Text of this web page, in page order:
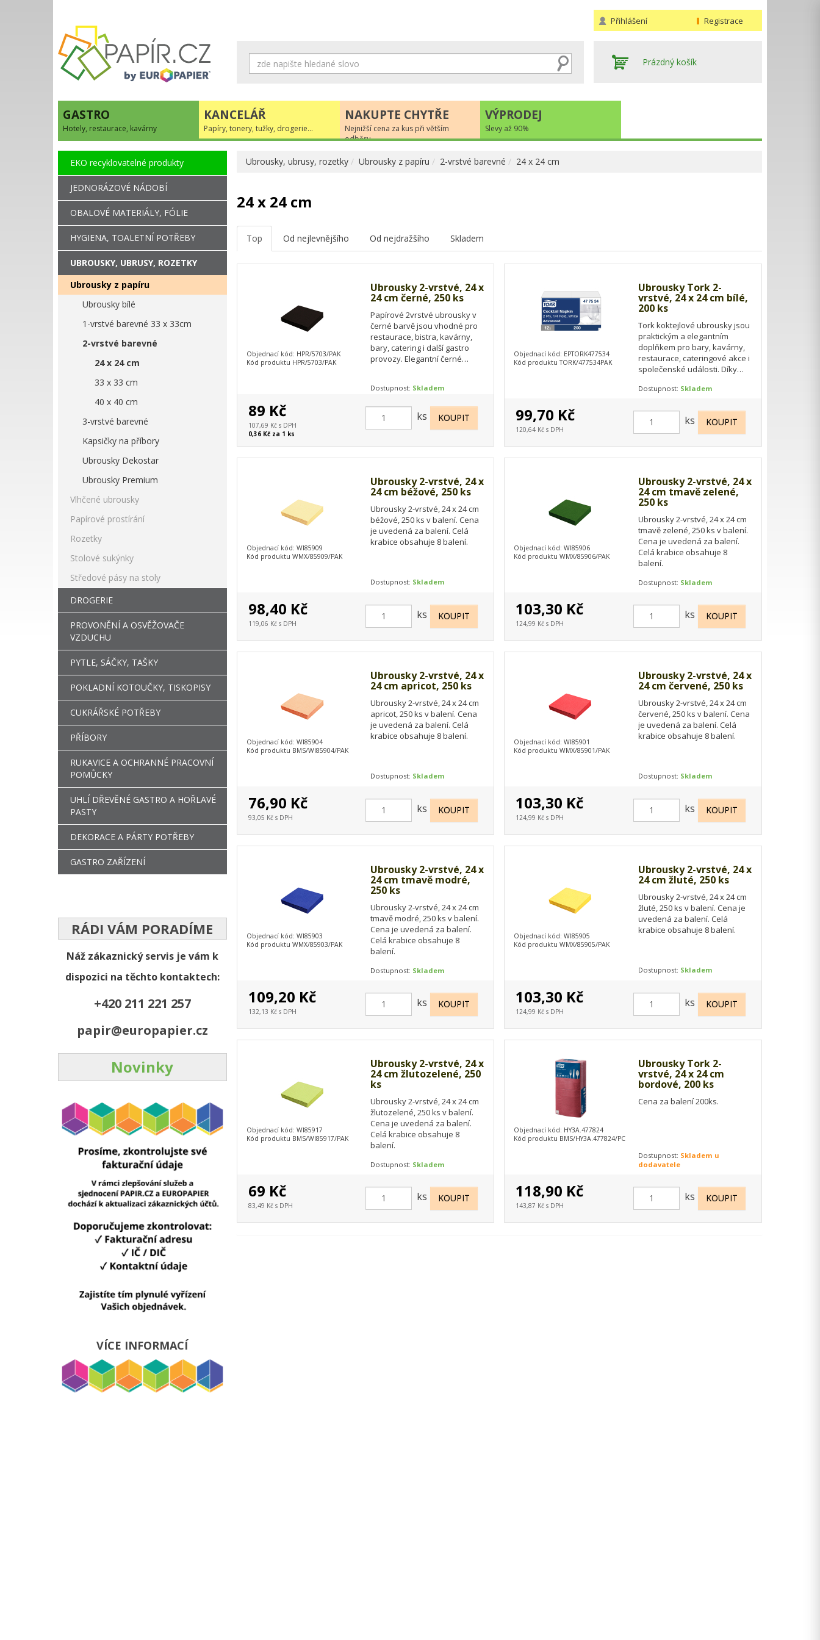
Přihlášení Registrace
Prázdný košík
GASTRO
Hotely, restaurace, kavárny
KANCELÁŘ
Papíry, tonery, tužky, drogerie...
NAKUPTE CHYTŘE
Nejnižší cena za kus při větším
odběru
VÝPRODEJ
Slevy až 90%
Ubrousky, ubrusy, rozetky Ubrousky z papíru 2-vrstvé barevné 24 x 24 cm
24 x 24 cm
Top Od nejlevnějšího Od nejdražšího Skladem
Ubrousky 2-vrstvé, 24 x
24 cm černé, 250 ks
Papírové 2vrstvé ubrousky v
černé barvě jsou vhodné pro
restaurace, bistra, kavárny,
bary, catering i další gastro
provozy. Elegantní černé
Dostupnost: Skladem
Objednací kód: HPR/5703/PAK
Kód produktu HPR/5703/PAK
89 Kč
107,69 Kč s DPH
0,36 Kč za 1 ks
ks
Ubrousky Tork 2-
vrstvé, 24 x 24 cm bílé,
200 ks
Tork koktejlové ubrousky jsou
praktickým a elegantním
doplňkem pro bary, kavárny,
restaurace, cateringové akce i
společenské události. Díky
cm jsou…
Dostupnost: Skladem
Objednací kód: EPTORK477534
Kód produktu TORK/477534PAK
99,70 Kč
120,64 Kč s DPH
ks
Ubrousky 2-vrstvé, 24 x
24 cm béžové, 250 ks
Ubrousky 2-vrstvé, 24 x 24 cm
béžové, 250 ks v balení. Cena
je uvedená za balení. Celá
krabice obsahuje 8 balení.
Dostupnost: Skladem
Objednací kód: WI85909
Kód produktu WMX/85909/PAK
98,40 Kč
119,06 Kč s DPH
ks
Ubrousky 2-vrstvé, 24 x
24 cm tmavě zelené,
250 ks
Ubrousky 2-vrstvé, 24 x 24 cm
tmavě zelené, 250 ks v balení.
Cena je uvedená za balení.
Celá krabice obsahuje 8
balení.
Dostupnost: Skladem
Objednací kód: WI85906
Kód produktu WMX/85906/PAK
103,30 Kč
124,99 Kč s DPH
ks
Ubrousky 2-vrstvé, 24 x
24 cm apricot, 250 ks
Ubrousky 2-vrstvé, 24 x 24 cm
apricot, 250 ks v balení. Cena
je uvedená za balení. Celá
krabice obsahuje 8 balení.
Dostupnost: Skladem
Objednací kód: WI85904
Kód produktu BMS/WI85904/PAK
76,90 Kč
93,05 Kč s DPH
ks
Ubrousky 2-vrstvé, 24 x
24 cm červené, 250 ks
Ubrousky 2-vrstvé, 24 x 24 cm
červené, 250 ks v balení. Cena
je uvedená za balení. Celá
krabice obsahuje 8 balení.
Dostupnost: Skladem
Objednací kód: WI85901
Kód produktu WMX/85901/PAK
103,30 Kč
124,99 Kč s DPH
ks
Ubrousky 2-vrstvé, 24 x
24 cm tmavě modré,
250 ks
Ubrousky 2-vrstvé, 24 x 24 cm
tmavě modré, 250 ks v balení.
Cena je uvedená za balení.
Celá krabice obsahuje 8
balení.
Dostupnost: Skladem
Objednací kód: WI85903
Kód produktu WMX/85903/PAK
109,20 Kč
132,13 Kč s DPH
ks
Ubrousky 2-vrstvé, 24 x
24 cm žluté, 250 ks
Ubrousky 2-vrstvé, 24 x 24 cm
žluté, 250 ks v balení. Cena je
uvedená za balení. Celá
krabice obsahuje 8 balení.
Dostupnost: Skladem
Objednací kód: WI85905
Kód produktu WMX/85905/PAK
103,30 Kč
124,99 Kč s DPH
ks
Ubrousky 2-vrstvé, 24 x
24 cm žlutozelené, 250
ks
Ubrousky 2-vrstvé, 24 x 24 cm
žlutozelené, 250 ks v balení.
Cena je uvedená za balení.
Celá krabice obsahuje 8
balení.
Dostupnost: Skladem
Objednací kód: WI85917
Kód produktu BMS/WI85917/PAK
69 Kč
83,49 Kč s DPH
ks
Ubrousky Tork 2-
vrstvé, 24 x 24 cm
bordové, 200 ks
Cena za balení 200ks.
Dostupnost: Skladem u
dodavatele
Objednací kód: HY3A.477824
Kód produktu BMS/HY3A.477824/PC
118,90 Kč
143,87 Kč s DPH
ks
EKO recyklovatelné produkty
JEDNORÁZOVÉ NÁDOBÍ
OBALOVÉ MATERIÁLY, FÓLIE
HYGIENA, TOALETNÍ POTŘEBY
UBROUSKY, UBRUSY, ROZETKY
Ubrousky z papíru
Ubrousky bílé
1-vrstvé barevné 33 x 33cm
2-vrstvé barevné
24 x 24 cm
33 x 33 cm
40 x 40 cm
3-vrstvé barevné
Kapsičky na příbory
Ubrousky Dekostar
Ubrousky Premium
Vlhčené ubrousky
Papírové prostírání
Rozetky
Stolové sukýnky
Středové pásy na stoly
DROGERIE
PROVONĚNÍ A OSVĚŽOVAČE
VZDUCHU
PYTLE, SÁČKY, TAŠKY
POKLADNÍ KOTOUČKY, TISKOPISY
CUKRÁŘSKÉ POTŘEBY
PŘÍBORY
RUKAVICE A OCHRANNÉ PRACOVNÍ
POMŮCKY
UHLÍ DŘEVĚNÉ GASTRO A HOŘLAVÉ
PASTY
DEKORACE A PÁRTY POTŘEBY
GASTRO ZAŘÍZENÍ
RÁDI VÁM PORADÍME
Náž zákaznický servis je vám k
dispozici na těchto kontaktech:
+420 211 221 257
papir@europapier.cz
Novinky
VÍCE INFORMACÍ